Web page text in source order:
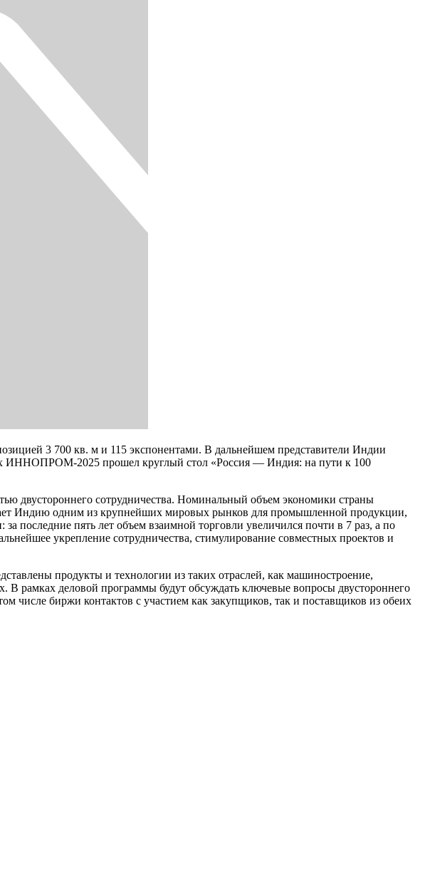
3 700 кв. м и 115 экспонентами. В дальнейшем представители Индии
ИННОПРОМ-2025 прошел круглый стол «Россия — Индия: на пути к 100
двустороннего сотрудничества. Номинальный объем экономики страны
Индию одним из крупнейших мировых рынков для промышленной продукции,
последние пять лет объем взаимной торговли увеличился почти в 7 раз, а по
укрепление сотрудничества, стимулирование совместных проектов и
продукты и технологии из таких отраслей, как машиностроение,
рамках деловой программы будут обсуждать ключевые вопросы двустороннего
числе биржи контактов с участием как закупщиков, так и поставщиков из обеих